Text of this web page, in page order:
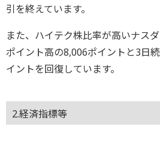
引を終えています。
また、ハイテク株比率が高いナス
ポイント高の8,006ポイントと3日
イントを回復しています。
2.経済指標等